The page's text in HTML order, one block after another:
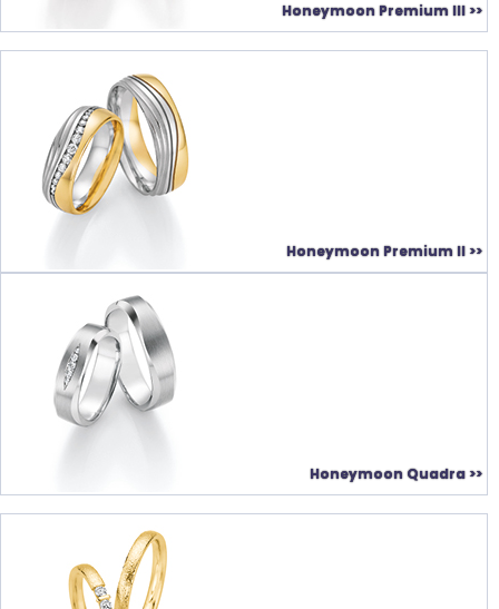
Honeymoon Premium III >>
Honeymoon Premium II >>
Honeymoon Quadra >>